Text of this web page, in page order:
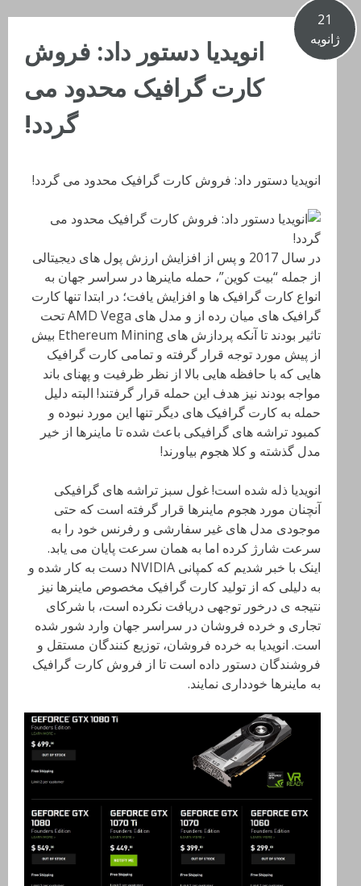
21
ژانویه
انویدیا دستور داد: فروش
کارت گرافیک محدود می
گردد!
انویدیا دستور داد: فروش کارت گرافیک محدود می گردد!
در سال 2017 و پس از افزایش ارزش پول های دیجیتالی
از جمله “بیت کوین”، حمله ماینرها در سراسر جهان به
انواع کارت گرافیک ها و افزایش یافت؛ در ابتدا تنها کارت
گرافیک های میان رده از و مدل های AMD Vega تحت
تاثیر بودند تا آنکه پردازش های Ethereum Mining بیش
از پیش مورد توجه قرار گرفته و تمامی کارت گرافیک
هایی که با حافظه هایی بالا از نظر ظرفیت و پهنای باند
مواجه بودند نیز هدف این حمله قرار گرفتند! البته دلیل
حمله به کارت گرافیک های دیگر تنها این مورد نبوده و
کمبود تراشه های گرافیکی باعث شده تا ماینرها از خیر
مدل گذشته و کلا هجوم بیاورند!
انویدیا ذله شده است! غول سبز تراشه های گرافیکی
آنچنان مورد هجوم ماینرها قرار گرفته است که حتی
موجودی مدل های غیر سفارشی و رفرنس خود را به
سرعت شارژ کرده اما به همان سرعت پایان می یابد.
اینک با خبر شدیم که کمپانی NVIDIA
دست به کار شده و
به دلیلی که از تولید کارت گرافیک مخصوص ماینرها نیز
نتیجه ی درخور توجهی دریافت نکرده است، با شرکای
تجاری و خرده فروشان در سراسر جهان وارد شور شده
است. انویدیا به خرده فروشان، توزیع کنندگان مستقل و
فروشندگان دستور داده است تا از فروش کارت گرافیک
به ماینرها خودداری نمایند.